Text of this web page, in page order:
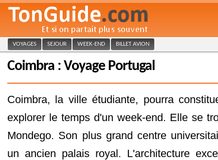
VOYAGES SEJOUR WEEK-END BILLET AVION
Coimbra : Voyage Portugal
Coimbra, la ville étudiante, pourra
explorer le temps d'un week-end. Elle se
Mondego. Son plus grand centre
un ancien palais royal. L'architecture